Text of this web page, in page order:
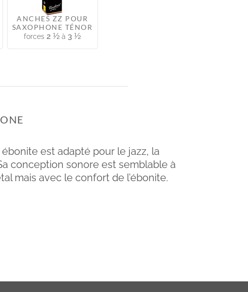
ANCHES ZZ POUR
SAXOPHONE TÉNOR
forces 2 ½ à 3 ½
est adapté pour le jazz, la
conception sonore est semblable à
mais avec le confort de l’ébonite.